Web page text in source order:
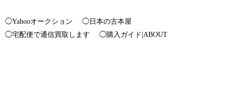
◯Yahooオークション
◯日本の古本屋
◯宅配便で通信買取します
◯購入ガイド|ABOUT